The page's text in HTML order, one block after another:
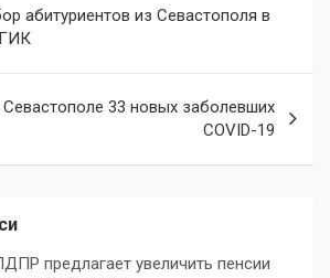
абитуриентов из Севастополя в
33 новых заболевших
COVID-19
предлагает увеличить пенсии